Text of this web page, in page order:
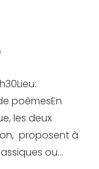
poèmesEn
les deux
proposent à
ou...